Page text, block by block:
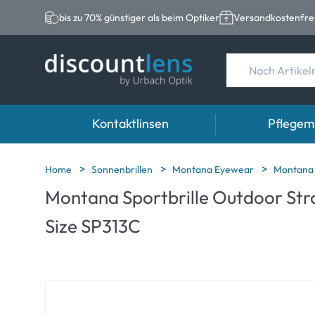
bis zu 70% günstiger als beim Optiker
Kontaktlinsen
Marken
Acuvue
Biotrue
Kategorie
Sphärische
Marken
Eversee
Home Sonnenbrillen Montana Eyewear Montana
Montana Sportbrille Outdoor
Size SP313C